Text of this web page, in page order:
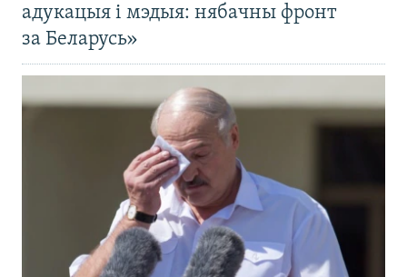
адукацыя і мэдыя: нябачны фронт
за Беларусь»